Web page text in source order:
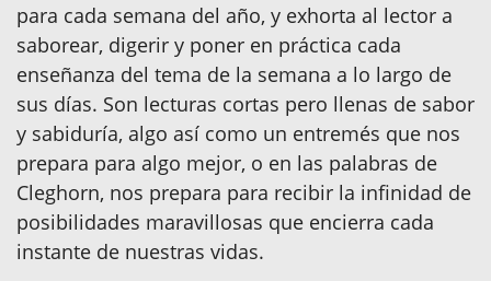
para cada semana del año, y exhorta al lector a
saborear, digerir y poner en práctica cada
enseñanza del tema de la semana a lo largo de
sus días. Son lecturas cortas pero llenas de sabor
y sabiduría, algo así como un entremés que nos
prepara para algo mejor, o en las palabras de
Cleghorn, nos prepara para recibir la infinidad de
posibilidades maravillosas que encierra cada
instante de nuestras vidas.